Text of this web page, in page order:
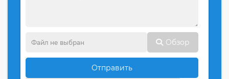
Обзор
Отправить